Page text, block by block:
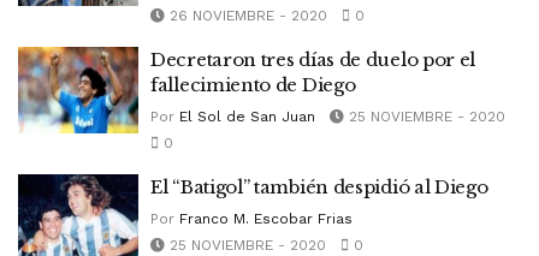
26 NOVIEMBRE - 2020
0
Decretaron tres días de duelo por el
fallecimiento de Diego
Por El Sol de San Juan
25 NOVIEMBRE - 2020
0
El “Batigol” también despidió al Diego
Por Franco M. Escobar Frias
25 NOVIEMBRE - 2020
0